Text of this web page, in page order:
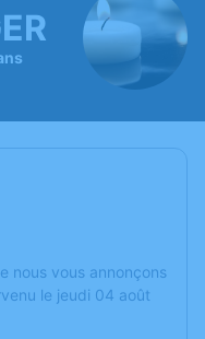
nous vous annonçons
le jeudi 04 août